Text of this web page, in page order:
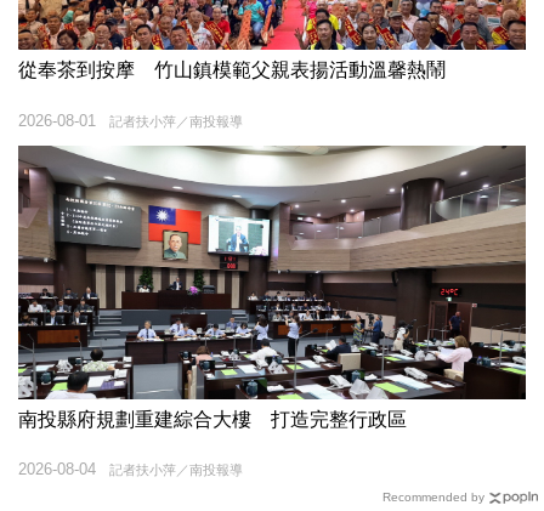
從奉茶到按摩 竹山鎮模範父親表揚活動溫馨熱鬧
記者扶小萍／南投報導
2026-08-01
南投縣府規劃重建綜合大樓 打造完整行政區
記者扶小萍／南投報導
2026-08-04
Recommended by